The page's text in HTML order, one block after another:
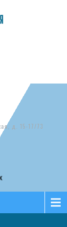
д. 15-17/73